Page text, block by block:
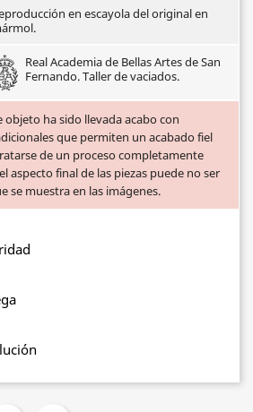
en escayola del original en
Real Academia de Bellas Artes de San
Fernando. Taller de vaciados.
objeto ha sido llevada acabo con
que permiten un acabado fiel
de un proceso completamente
aspecto final de las piezas puede no ser
se muestra en las imágenes.